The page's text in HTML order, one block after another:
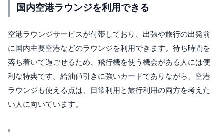
国内空港ラウンジを利用できる
空港ラウンジサービスが付帯しており、出張や旅行の出発前
に国内主要空港などのラウンジを利用できます。待ち時間を
落ち着いて過ごせるため、飛行機を使う機会がある人には便
利な特典です。給油値引きに強いカードでありながら、空港
ラウンジも使える点は、日常利用と旅行利用の両方を考えた
い人に向いています。